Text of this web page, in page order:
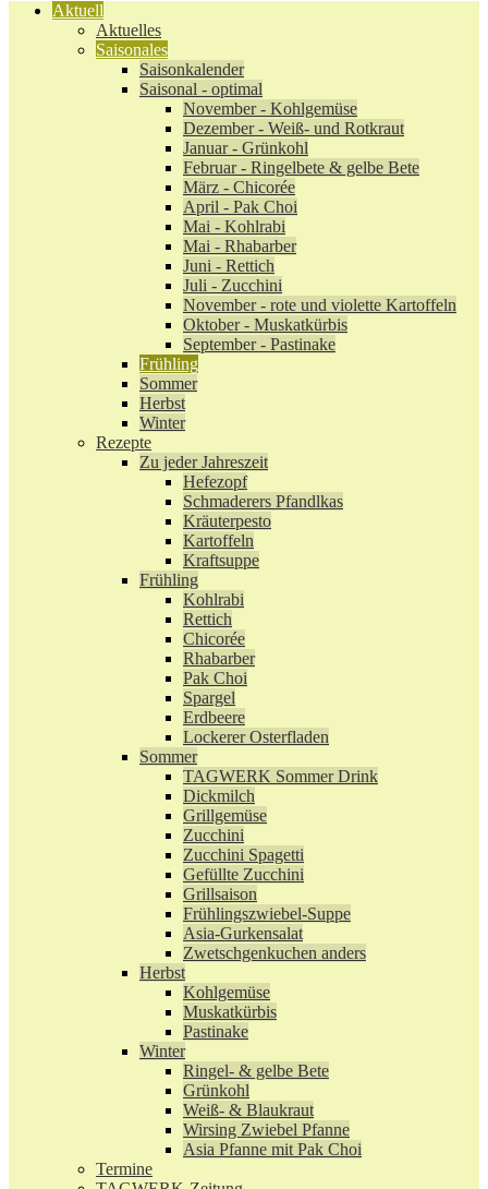
Aktuell
Aktuelles
Saisonales
Saisonkalender
Saisonal - optimal
November - Kohlgemüse
Dezember - Weiß- und Rotkraut
Januar - Grünkohl
Februar - Ringelbete & gelbe Bete
März - Chicorée
April - Pak Choi
Mai - Kohlrabi
Mai - Rhabarber
Juni - Rettich
Juli - Zucchini
November - rote und violette Kartoffeln
Oktober - Muskatkürbis
September - Pastinake
Frühling
Sommer
Herbst
Winter
Rezepte
Zu jeder Jahreszeit
Hefezopf
Schmaderers Pfandlkas
Kräuterpesto
Kartoffeln
Kraftsuppe
Frühling
Kohlrabi
Rettich
Chicorée
Rhabarber
Pak Choi
Spargel
Erdbeere
Lockerer Osterfladen
Sommer
TAGWERK Sommer Drink
Dickmilch
Grillgemüse
Zucchini
Zucchini Spagetti
Gefüllte Zucchini
Grillsaison
Frühlingszwiebel-Suppe
Asia-Gurkensalat
Zwetschgenkuchen anders
Herbst
Kohlgemüse
Muskatkürbis
Pastinake
Winter
Ringel- & gelbe Bete
Grünkohl
Weiß- & Blaukraut
Wirsing Zwiebel Pfanne
Asia Pfanne mit Pak Choi
Termine